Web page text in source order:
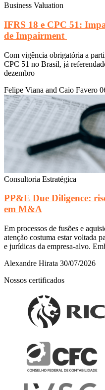
Business Valuation
IFRS 18 e CPC 51:
de Impairment
Com vigência obrigatória a
CPC 51 no Brasil, já
dezembro
Felipe Viana and Caio Favero
Consultoria Estratégica
PP&E Due Diligence:
em M&A
Em processos de fusões e
atenção costuma estar voltada
e jurídicas da empresa-alvo.
Alexandre Hirata 30/07/2026
Nossos certificados